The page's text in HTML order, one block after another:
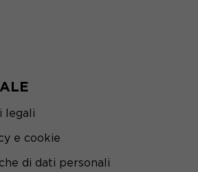
legali
e cookie
di dati personali